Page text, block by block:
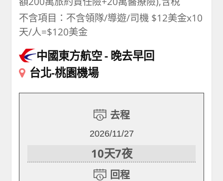
不含項目：不含領隊/導遊/司機 $12美金x10
天/人=$120美金
中國東方航空 晚去早回
台北-桃園機場
去程
2026/11/27
10天7夜
回程